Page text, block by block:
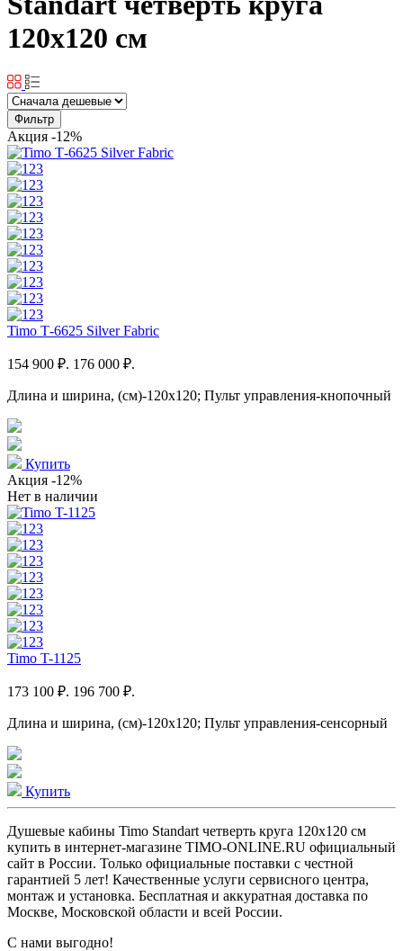
120x120 см
Фильтр
Акция -12%
Timo Т-6625 Silver Fabric
154 900 ₽. 176 000 ₽.
Длина и ширина, (см)-120x120; Пульт управления-кнопочный
Купить
Акция -12%
Нет в наличии
Timo T-1125
173 100 ₽. 196 700 ₽.
Длина и ширина, (см)-120x120; Пульт управления-сенсорный
Купить
Душевые кабины Timo Standart четверть круга 120x120 см
купить в интернет-магазине TIMO-ONLINE.RU официальный
сайт в России. Только официальные поставки c честной
гарантией 5 лет! Качественные услуги сервисного центра,
монтаж и установка. Бесплатная и аккуратная доставка по
Москве, Московской области и всей России.
С нами выгодно!